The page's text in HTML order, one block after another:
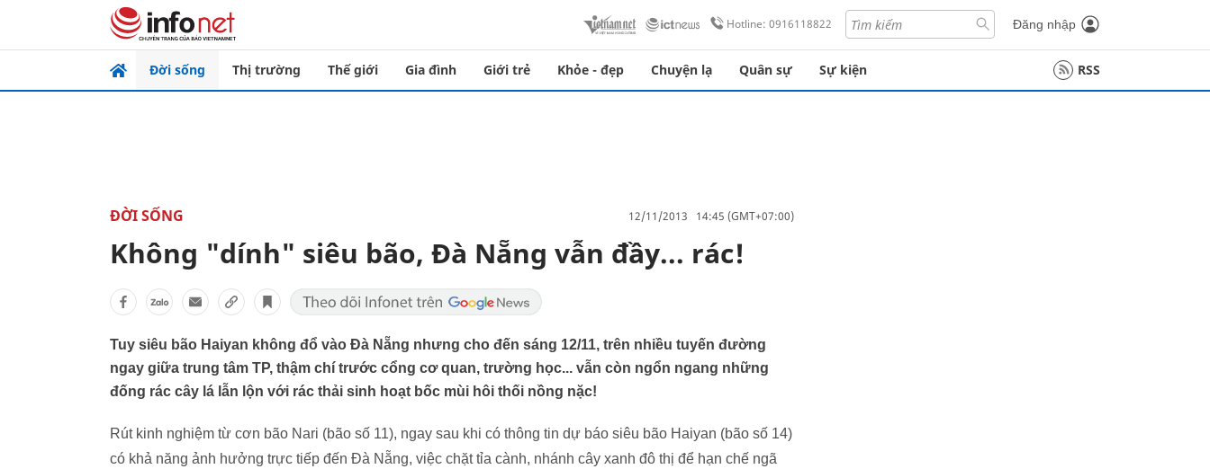
Hotline: 0916118822 Đăng nhập
Đời sống Thị trường Thế giới Gia đình Giới trẻ Khỏe - đẹp Chuyện lạ Quân sự Sự kiện RSS
ĐỜI SỐNG 12/11/2013 14:45 (GMT+07:00)
Không "dính" siêu bão, Đà Nẵng vẫn đầy... rác!
Tuy siêu bão Haiyan không đổ vào Đà Nẵng nhưng cho đến sáng 12/11, trên nhiều tuyến đường
ngay giữa trung tâm TP, thậm chí trước cổng cơ quan, trường học... vẫn còn ngổn ngang những
đống rác cây lá lẫn lộn với rác thải sinh hoạt bốc mùi hôi thối nồng nặc!
Rút kinh nghiệm từ cơn bão Nari (bão số 11), ngay sau khi có thông tin dự báo siêu bão Haiyan (bão số 14)
có khả năng ảnh hưởng trực tiếp đến Đà Nẵng, việc chặt tỉa cành, nhánh cây xanh đô thị để hạn chế ngã